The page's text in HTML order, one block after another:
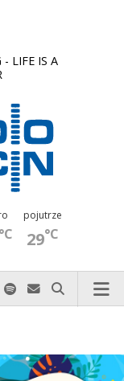
- LIFE IS A
°C
pojutrze
29°C
nas zadzwoń
Facebook-u
na Xnas na Instagram-ie
Odwiedź nas na TikTok-u
Szukaj nas na Spotify
Wyślij do nas
Szukaj